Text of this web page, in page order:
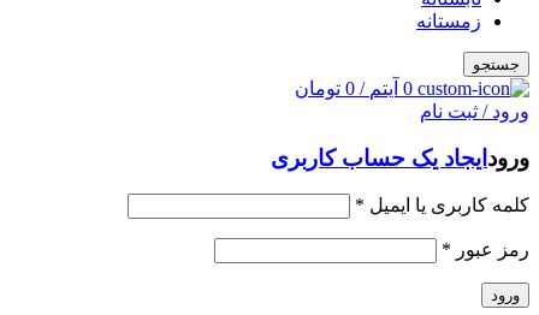
زمستانه
جستجو
0 آیتم /
0 تومان
ورود / ثبت نام
ورود ایجاد یک حساب کاربری
کلمه کاربری یا ایمیل *
رمز عبور *
ورود